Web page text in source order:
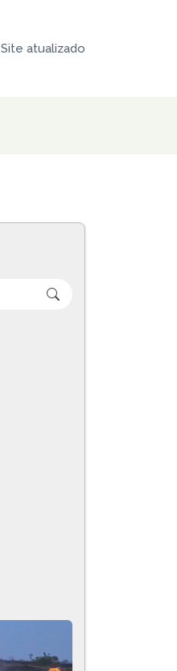
Site atualizado